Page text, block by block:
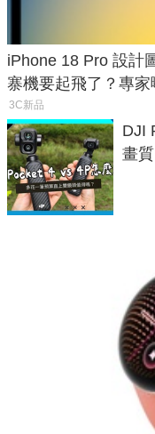
iPhone 18 Pro 設計
寨機要起飛了？專
3C新品
DJI
畫